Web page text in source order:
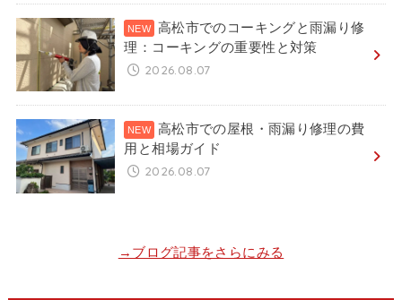
高松市でのコーキングと雨漏り修
理：コーキングの重要性と対策
2026.08.07
高松市での屋根・雨漏り修理の費
用と相場ガイド
2026.08.07
→ブログ記事をさらにみる